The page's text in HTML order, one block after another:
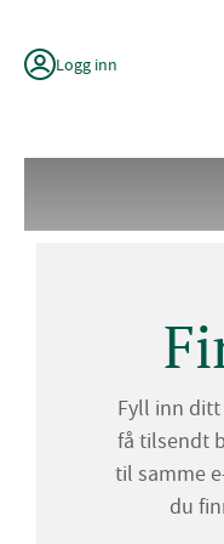
innholdLogg inn
Fyll inn
få tilsendt
til samme
du